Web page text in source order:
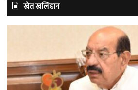
खेत खलिहान